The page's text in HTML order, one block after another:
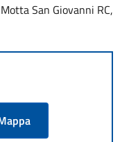
San Giovanni RC,